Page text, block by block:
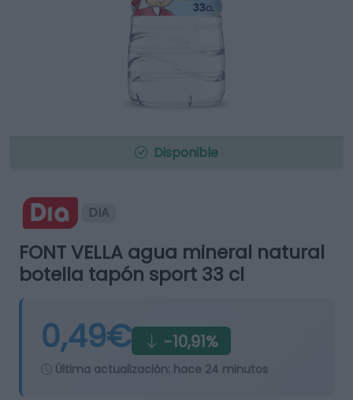
Disponible
DIA
FONT VELLA agua mineral natural
botella tapón sport 33 cl
0,49€ -10,91%
Última actualización: hace 24 minutos